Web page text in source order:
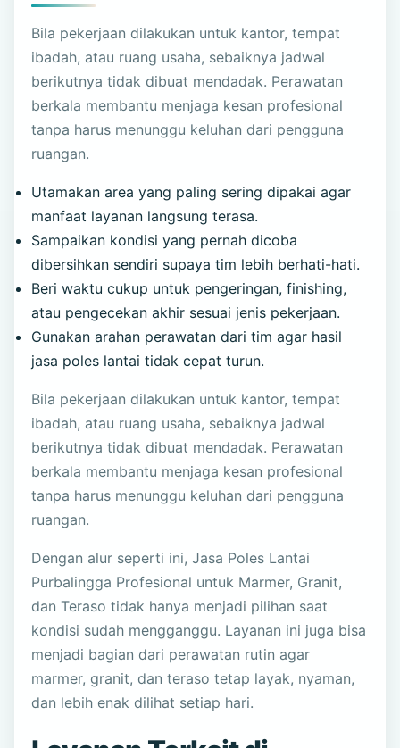
Bila pekerjaan dilakukan untuk kantor, tempat
ibadah, atau ruang usaha, sebaiknya jadwal
berikutnya tidak dibuat mendadak. Perawatan
berkala membantu menjaga kesan profesional
tanpa harus menunggu keluhan dari pengguna
ruangan.
Utamakan area yang paling sering dipakai agar
manfaat layanan langsung terasa.
Sampaikan kondisi yang pernah dicoba
dibersihkan sendiri supaya tim lebih berhati-hati.
Beri waktu cukup untuk pengeringan, finishing,
atau pengecekan akhir sesuai jenis pekerjaan.
Gunakan arahan perawatan dari tim agar hasil
jasa poles lantai tidak cepat turun.
Bila pekerjaan dilakukan untuk kantor, tempat
ibadah, atau ruang usaha, sebaiknya jadwal
berikutnya tidak dibuat mendadak. Perawatan
berkala membantu menjaga kesan profesional
tanpa harus menunggu keluhan dari pengguna
ruangan.
Dengan alur seperti ini, Jasa Poles Lantai
Purbalingga Profesional untuk Marmer, Granit,
dan Teraso tidak hanya menjadi pilihan saat
kondisi sudah mengganggu. Layanan ini juga bisa
menjadi bagian dari perawatan rutin agar
marmer, granit, dan teraso tetap layak, nyaman,
dan lebih enak dilihat setiap hari.